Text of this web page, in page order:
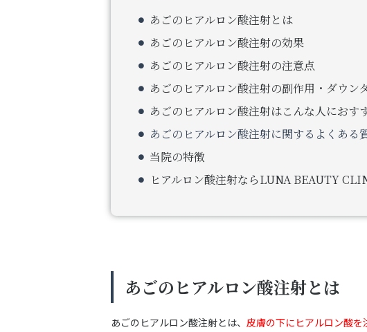
あごのヒアルロン酸注射とは
あごのヒアルロン酸注射の効果
あごのヒアルロン酸注射の注意点
あごのヒアルロン酸注射の副作用・ダウン
あごのヒアルロン酸注射はこんな人におす
あごのヒアルロン酸注射に関するよくある
当院の特徴
ヒアルロン酸注射ならLUNA BEAUTY
あごのヒアルロン酸注射とは
あごのヒアルロン酸注射とは、 皮膚の下にヒアルロン酸